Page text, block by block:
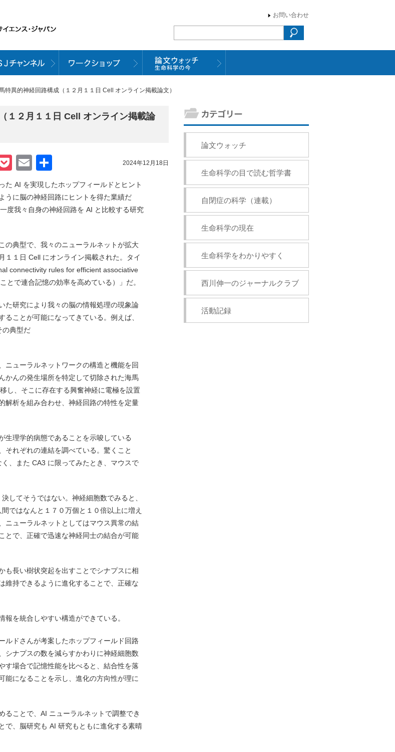
お問い合わせ
異的神経回路構成（１２月１１日 Cell オンライン掲載論文）
１２月１１日 Cell オンライン掲載論
2024年12月18日
Pocket
Email
有
た AI を実現したホップフィールドとヒント
うに脳の神経回路にヒントを得た業績だ
度我々自身の神経回路を AI と比較する研究
の典型で、我々のニューラルネットが拡大
１１日 Cell にオンライン掲載された。タイ
connectivity rules for efﬁcient associative
とで連合記憶の効率を高めている）」だ。
た研究により我々の脳の情報処理の現象論
ことが可能になってきている。例えば、
の典型だ
ニューラルネットワークの構造と機能を回
かんの発生場所を特定して切除された海馬
し、そこに存在する興奮神経に電極を設置
解析を組み合わせ、神経回路の特性を定量
生理学的病態であることを示唆している
それぞれの連結を調べている。驚くこと
、また CA3 に限ってみたとき、マウスで
してそうではない。神経細胞数でみると、
ではなんと１７０万個と１０倍以上に増え
ニューラルネットとしてはマウス異常の結
とで、正確で迅速な神経同士の結合が可能
も長い樹状突起を出すことでシナプスに相
維持できるように進化することで、正確な
を統合しやすい構造ができている。
ルドさんが考案したホップフィールド回路
シナプスの数を減らすかわりに神経細胞数
す場合で記憶性能を比べると、結合性を落
能になることを示し、進化の方向性が理に
ることで、AI ニューラルネットで調整でき
で、脳研究も AI 研究もともに進化する素晴
論文ウォッチ
生命科学の目で読む哲学書
自閉症の科学（連載）
生命科学の現在
生命科学をわかりやすく
西川伸一のジャーナルクラブ
活動記録